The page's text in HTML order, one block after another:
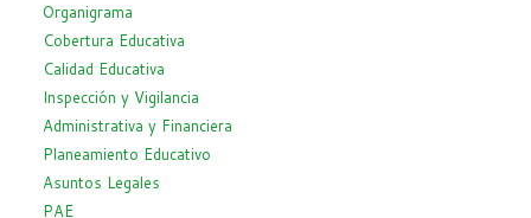
Organigrama
Cobertura Educativa
Calidad Educativa
Inspección y Vigilancia
Administrativa y Financiera
Planeamiento Educativo
Asuntos Legales
PAE